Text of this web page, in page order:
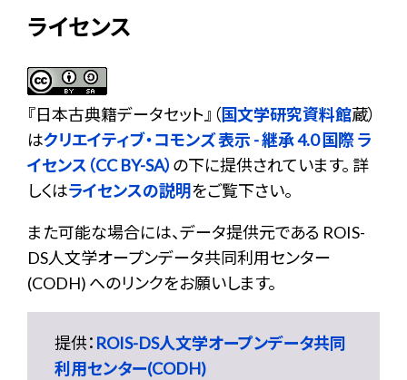
ライセンス
『日本古典籍データセット 』（国文学研究資料館蔵）
はクリエイティブ・コモンズ 表示 - 継承 4.0 国際 ラ
イセンス（CC BY-SA） の下に提供されています。 詳
しくはライセンスの説明をご覧下さい。
また可能な場合には、データ提供元である ROIS-
DS人文学オープンデータ共同利用センター
(CODH) へのリンクをお願いします。
提供： ROIS-DS人文学オープンデータ共同
利用センター(CODH)